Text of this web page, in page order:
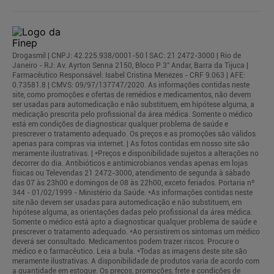
Drogasmil | CNPJ: 42.225.938/0001-50 l SAC: 21 2472-3000 | Rio de
Janeiro - RJ: Av. Ayrton Senna 2150, Bloco P 3° Andar, Barra da Tijuca |
Farmacêutico Responsável: Isabel Cristina Menezes - CRF 9.063 | AFE:
0.73581.8 | CMVS: 09/97/137747/2020. As informações contidas neste
site, como promoções e ofertas de remédios e medicamentos, não devem
ser usadas para automedicação e não substituem, em hipótese alguma, a
medicação prescrita pelo profissional da área médica. Somente o médico
está em condições de diagnosticar qualquer problema de saúde e
prescrever o tratamento adequado. Os preços e as promoções são válidos
apenas para compras via internet. | As fotos contidas em nosso site são
meramente ilustrativas. | *Preços e disponibilidade sujeitos a alterações no
decorrer do dia. Antibióticos e antimicrobianos vendas apenas em lojas
físicas ou Televendas 21 2472-3000, atendimento de segunda à sábado
das 07 às 23h00 e domingos de 08 às 22h00, exceto feriados. Portaria nº
344 - 01/02/1999 - Ministério da Saúde. *As informações contidas neste
site não devem ser usadas para automedicação e não substituem, em
hipótese alguma, as orientações dadas pelo profissional da área médica.
Somente o médico está apto a diagnosticar qualquer problema de saúde e
prescrever o tratamento adequado. *Ao persistirem os sintomas um médico
deverá ser consultado. Medicamentos podem trazer riscos. Procure o
médico e o farmacêutico. Leia a bula. *Todas as imagens deste site são
meramente ilustrativas. A disponibilidade de produtos varia de acordo com
a quantidade em estoque. Os preços, promoções, frete e condições de